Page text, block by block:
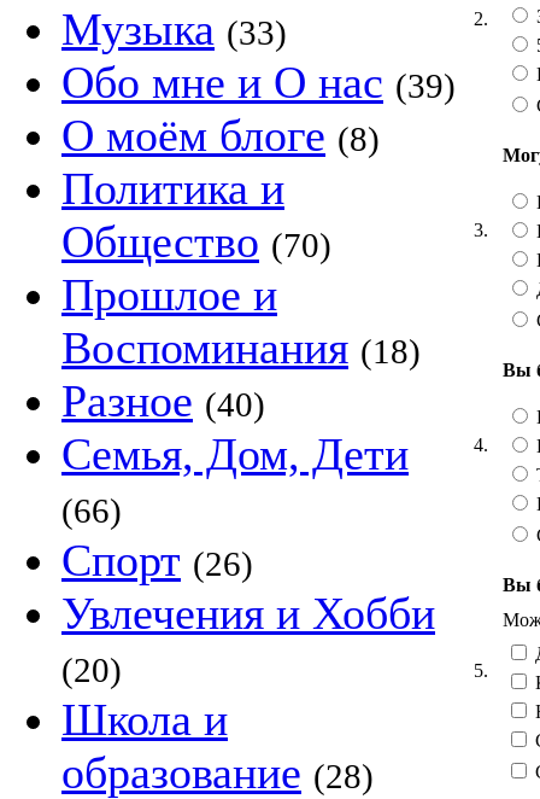
Музыка (33)
Обо мне и О нас (39)
О моём блоге (8)
Политика и
Общество (70)
Прошлое и
Воспоминания (18)
Разное (40)
Семья, Дом, Дети
(66)
Спорт (26)
Увлечения и Хобби
(20)
Школа и
образование (28)
2.
3.
4.
Вы
5.
Вы